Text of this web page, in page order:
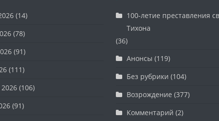
(14)
(78)
(91)
(111)
(106)
(91)
100-летие преставления
Тихона
(36)
Анонсы (119)
Без рубрики (104)
Возрождение (377)
Комментарий (2)